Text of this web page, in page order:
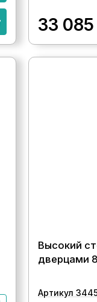
33 085
Высокий
дверцами
Артикул